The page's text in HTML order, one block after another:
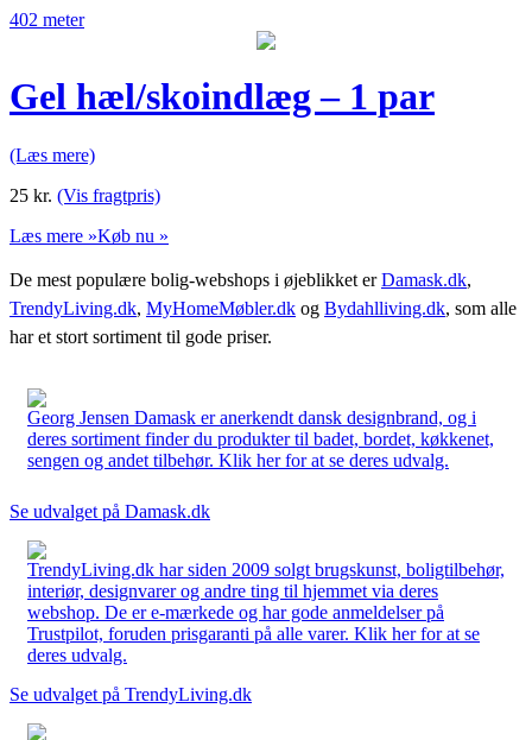
402 meter
Gel hæl/skoindlæg – 1 par
(Læs mere)
25 kr. (Vis fragtpris)
Læs mere »Køb nu »
De mest populære bolig-webshops i øjeblikket erDamask.dk,
TrendyLiving.dk, MyHomeMøbler.dk og Bydahlliving.dk, som alle
har et stort sortiment til gode priser.
Georg Jensen Damask er anerkendt dansk designbrand, og i
deres sortiment finder du produkter til badet, bordet, køkkenet,
sengen og andet tilbehør. Klik her for at se deres udvalg.
Se udvalget på Damask.dk
TrendyLiving.dk har siden 2009 solgt brugskunst, boligtilbehør,
interiør, designvarer og andre ting til hjemmet via deres
webshop. De er e-mærkede og har gode anmeldelser på
Trustpilot, foruden prisgaranti på alle varer. Klik her for at se
deres udvalg.
Se udvalget på TrendyLiving.dk